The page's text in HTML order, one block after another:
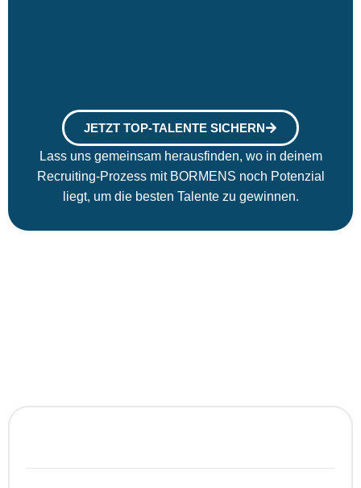
JETZT TOP-TALENTE SICHERN
Lass uns gemeinsam herausfinden, wo in deinem
Recruiting-Prozess mit BORMENS noch Potenzial
liegt, um die besten Talente zu gewinnen.